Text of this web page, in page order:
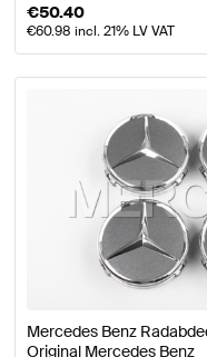
€50.40
€60.98 incl. 21% LV VAT
Mercedes Benz
Original Mercedes Benz